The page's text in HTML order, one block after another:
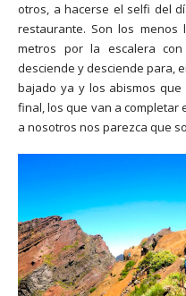
otros, a hacerse el selfi del
restaurante. Son los
metros por la escalera
desciende y desciende para,
bajado ya y los abismos
final, los que van a completar
a nosotros nos parezca que